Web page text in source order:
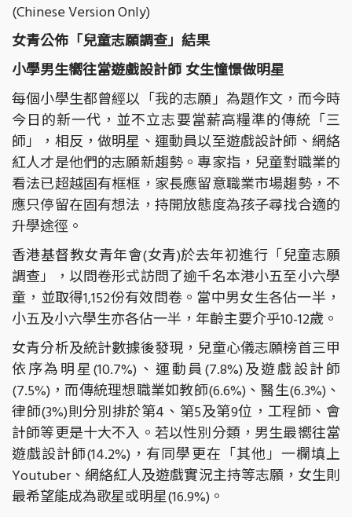
(Chinese Version Only)
女青公佈「兒童志願調查」結果
小學男生嚮往當遊戲設計師 女生憧憬做明星
每個小學生都曾經以「我的志願」為題作文，而今時
今日的新一代，並不立志要當薪高糧準的傳統「三
師」，相反，做明星、運動員以至遊戲設計師、網絡
紅人才是他們的志願新趨勢。專家指，兒童對職業的
看法已超越固有框框，家長應留意職業市場趨勢，不
應只停留在固有想法，持開放態度為孩子尋找合適的
升學途徑。
香港基督教女青年會(女青)於去年初進行「兒童志願
調查」，以問卷形式訪問了逾千名本港小五至小六學
童，並取得1,152份有效問卷。當中男女生各佔一半，
小五及小六學生亦各佔一半，年齡主要介乎10-12歲。
女青分析及統計數據後發現，兒童心儀志願榜首三甲
依序為明星(10.7%)、運動員(7.8%)及遊戲設計師
(7.5%)，而傳統理想職業如教師(6.6%)、醫生(6.3%)、
律師(3%)則分別排於第4、第5及第9位，工程師、會
計師等更是十大不入。若以性別分類，男生最嚮往當
遊戲設計師(14.2%)，有同學更在「其他」一欄填上
Youtuber、網絡紅人及遊戲實況主持等志願，女生則
最希望能成為歌星或明星(16.9%)。